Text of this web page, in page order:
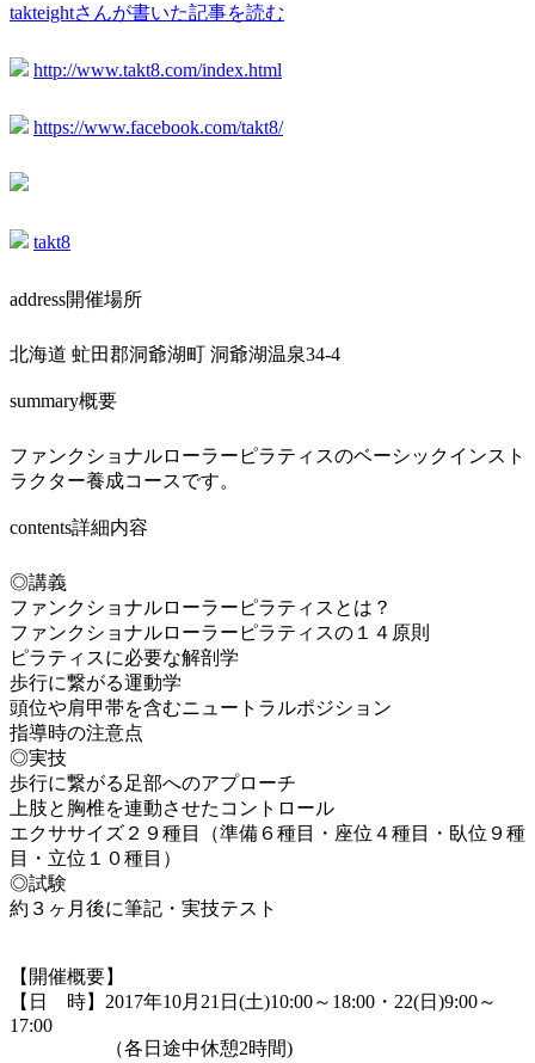
takteightさんが書いた記事を読む
http://www.takt8.com/index.html
https://www.facebook.com/takt8/
takt8
address開催場所
北海道 虻田郡洞爺湖町 洞爺湖温泉34-4
summary概要
ファンクショナルローラーピラティスのベーシックインスト
ラクター養成コースです。
contents詳細内容
◎講義
ファンクショナルローラーピラティスとは？
ファンクショナルローラーピラティスの１４原則
ピラティスに必要な解剖学
歩行に繋がる運動学
頭位や肩甲帯を含むニュートラルポジション
指導時の注意点
◎実技
歩行に繋がる足部へのアプローチ
上肢と胸椎を連動させたコントロール
エクササイズ２９種目（準備６種目・座位４種目・臥位９種
目・立位１０種目）
◎試験
約３ヶ月後に筆記・実技テスト
【開催概要】
【日 時】2017年10月21日(土)10:00～18:00・22(日)9:00～
17:00
（各日途中休憩2時間)